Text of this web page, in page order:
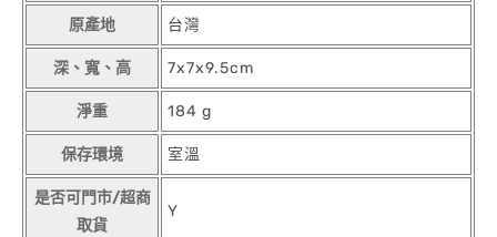
原產地 台灣
深、寬、高 7x7x9.5cm
淨重 184 g
保存環境 室溫
是否可門市/超商
取貨
Y